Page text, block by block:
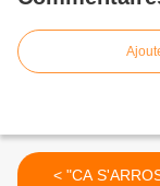
< "CA S'ARROSE !" A